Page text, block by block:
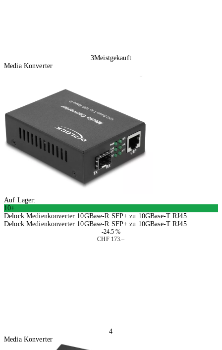
3Meistgekauft
Media Konverter
Auf Lager:
10+
Delock Medienkonverter 10GBase-R SFP+ zu 10GBase-T RJ45
Delock Medienkonverter 10GBase-R SFP+ zu 10GBase-T RJ45
-24.5 %
CHF 173.–
4
Media Konverter